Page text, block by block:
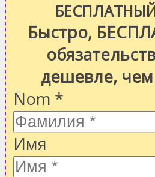
БЕСПЛАТНЫЙ
Быстро,
дешевле,
Nom *
Имя